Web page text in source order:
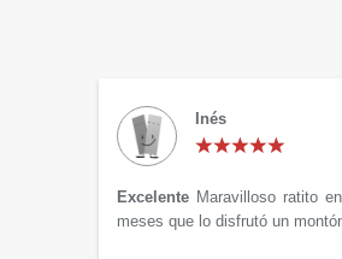
Inés
Excelente Maravilloso ratito
meses que lo disfrutó un